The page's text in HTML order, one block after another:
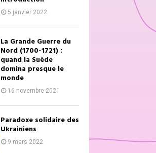
5 janvier 2022
La Grande Guerre du
Nord (1700-1721) :
quand la Suède
domina presque le
monde
16 novembre 2021
Paradoxe solidaire des
Ukrainiens
9 mars 2022